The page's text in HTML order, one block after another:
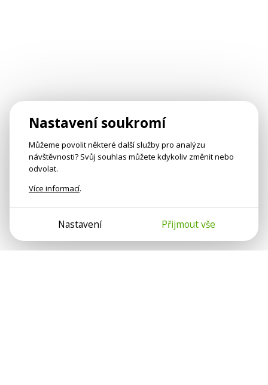
Nastavení soukromí
Můžeme povolit některé další služby pro analýzu
návštěvnosti? Svůj souhlas můžete kdykoliv změnit nebo
odvolat.
Více informací.
Nastavení Přijmout vše